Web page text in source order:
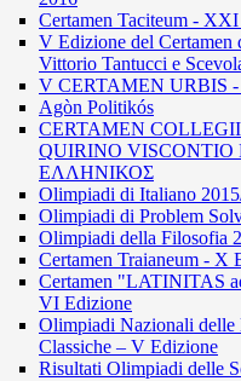
Certamen Taciteum -
V Edizione del Certamen
Vittorio Tantucci e
V CERTAMEN URBIS
Agòn Politikós
CERTAMEN
QUIRINO
ΕΛΛΗΝΙΚΟΣ
Olimpiadi di Italiano
Olimpiadi di Problem
Olimpiadi della Filosofia
Certamen Traianeum - X
Certamen "LATINITAS
VI Edizione
Olimpiadi Nazionali delle
Classiche – V Edizione
Risultati Olimpiadi delle